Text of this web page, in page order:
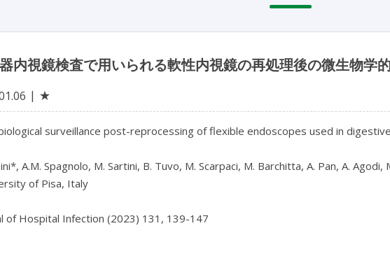
内視鏡検査で用いられる軟性内視鏡の再処理後の微生物学
★
surveillance post-reprocessing of flexible endoscopes used in
A.M. Spagnolo, M. Sartini, B. Tuvo, M. Scarpaci, M. Barchitta, A. Pan, A.
of Pisa, Italy
of Hospital Infection (2023) 131, 139-147